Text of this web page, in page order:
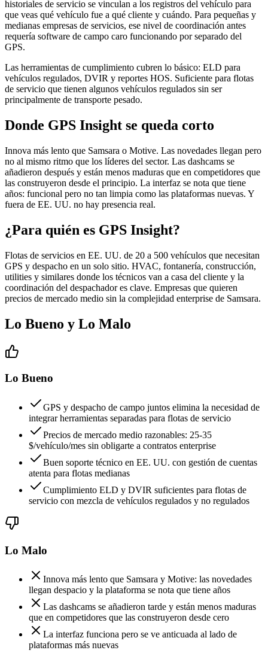
historiales de servicio se vinculan a los registros del vehículo para
que veas qué vehículo fue a qué cliente y cuándo. Para pequeñas y
medianas empresas de servicios, ese nivel de coordinación antes
requería software de campo caro funcionando por separado del
GPS.
Las herramientas de cumplimiento cubren lo básico: ELD para
vehículos regulados, DVIR y reportes HOS. Suficiente para flotas
de servicio que tienen algunos vehículos regulados sin ser
principalmente de transporte pesado.
Donde GPS Insight se queda corto
Innova más lento que Samsara o Motive. Las novedades llegan pero
no al mismo ritmo que los líderes del sector. Las dashcams se
añadieron después y están menos maduras que en competidores que
las construyeron desde el principio. La interfaz se nota que tiene
años: funcional pero no tan limpia como las plataformas nuevas. Y
fuera de EE. UU. no hay presencia real.
¿Para quién es GPS Insight?
Flotas de servicios en EE. UU. de 20 a 500 vehículos que necesitan
GPS y despacho en un solo sitio. HVAC, fontanería, construcción,
utilities y similares donde los técnicos van a casa del cliente y la
coordinación del despachador es clave. Empresas que quieren
precios de mercado medio sin la complejidad enterprise de Samsara.
Lo Bueno y Lo Malo
Lo Bueno
GPS y despacho de campo juntos elimina la necesidad de
integrar herramientas separadas para flotas de servicio
Precios de mercado medio razonables: 25-35
$/vehículo/mes sin obligarte a contratos enterprise
Buen soporte técnico en EE. UU. con gestión de cuentas
atenta para flotas medianas
Cumplimiento ELD y DVIR suficientes para flotas de
servicio con mezcla de vehículos regulados y no regulados
Lo Malo
Innova más lento que Samsara y Motive: las novedades
llegan despacio y la plataforma se nota que tiene años
Las dashcams se añadieron tarde y están menos maduras
que en competidores que las construyeron desde cero
La interfaz funciona pero se ve anticuada al lado de
plataformas más nuevas